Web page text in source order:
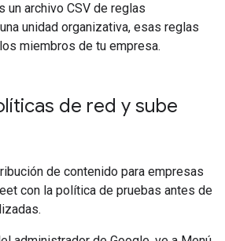
un archivo CSV de reglas
unidad organizativa, esas reglas
miembros de tu empresa.
de red y sube
de contenido para empresas
con la política de pruebas antes de